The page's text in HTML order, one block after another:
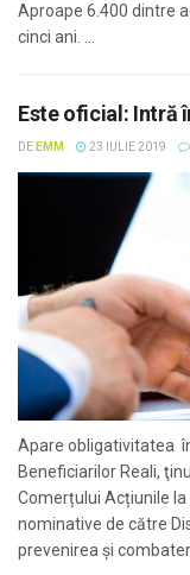
Aproape 6.400 dintre
cinci ani. ...
Este oficial: Intră
DE EMM 23 IULIE 2019
Apare obligativitatea
Beneficiarilor Reali,
Comerțului Acțiunile
nominative de către
prevenirea și